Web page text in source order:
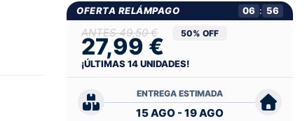
OFERTA RELÁMPAGO 06 : 55
49,50 €
27,99 € 50% OFF
¡ÚLTIMAS14UNIDADES!
ENTREGA ESTIMADA
15 AGO - 19 AGO